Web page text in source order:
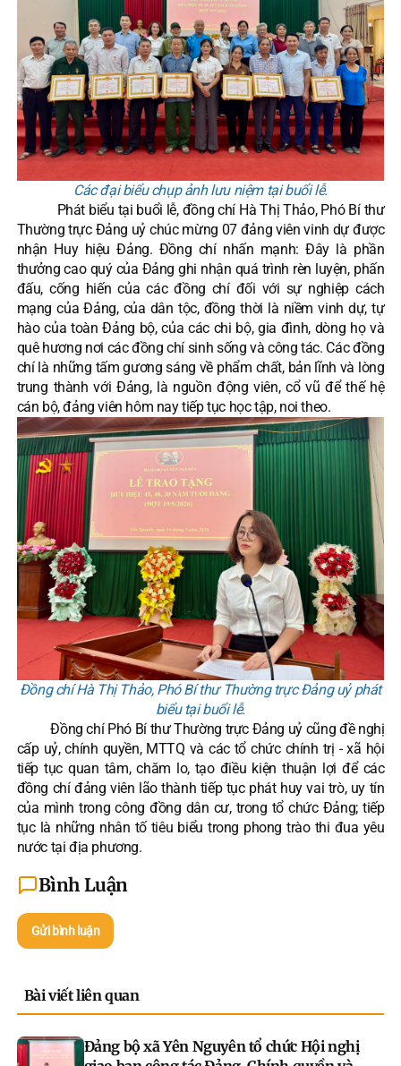
Các đại biểu chụp ảnh lưu niệm tại buổi lễ.
Phát biểu tại buổi lễ, đồng chí Hà Thị Thảo, Phó Bí thư
Thường trực Đảng uỷ chúc mừng 07 đảng viên vinh dự được
nhận Huy hiệu Đảng. Đồng chí nhấn mạnh: Đây là phần
thưởng cao quý của Đảng ghi nhận quá trình rèn luyện, phấn
đấu, cống hiến của các đồng chí đối với sự nghiệp cách
mạng của Đảng, của dân tộc, đồng thời là niềm vinh dự, tự
hào của toàn Đảng bộ, của các chi bộ, gia đình, dòng họ và
quê hương nơi các đồng chí sinh sống và công tác. Các đồng
chí là những tấm gương sáng về phẩm chất, bản lĩnh và lòng
trung thành với Đảng, là nguồn động viên, cổ vũ để thế hệ
cán bộ, đảng viên hôm nay tiếp tục học tập, noi theo.
Đồng chí Hà Thị Thảo, Phó Bí thư Thường trực Đảng uỷ phát
biểu tại buổi lễ.
Đồng chí Phó Bí thư Thường trực Đảng uỷ cũng đề nghị
cấp uỷ, chính quyền, MTTQ và các tổ chức chính trị - xã hội
tiếp tục quan tâm, chăm lo, tạo điều kiện thuận lợi để các
đồng chí đảng viên lão thành tiếp tục phát huy vai trò, uy tín
của mình trong công đồng dân cư, trong tổ chức Đảng; tiếp
tục là những nhân tố tiêu biểu trong phong trào thi đua yêu
nước tại địa phương.
Bình Luận
Gửi bình luận
Bài viết liên quan
Đảng bộ xã Yên Nguyên tổ chức Hội nghị